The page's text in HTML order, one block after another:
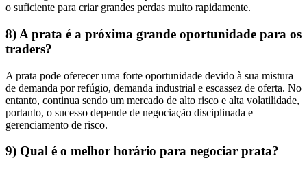
o suficiente para criar grandes perdas muito rapidamente.
8) A prata é a próxima grande oportunidade para os
traders?
A prata pode oferecer uma forte oportunidade devido à sua mistura
de demanda por refúgio, demanda industrial e escassez de oferta. No
entanto, continua sendo um mercado de alto risco e alta volatilidade,
portanto, o sucesso depende de negociação disciplinada e
gerenciamento de risco.
9) Qual é o melhor horário para negociar prata?